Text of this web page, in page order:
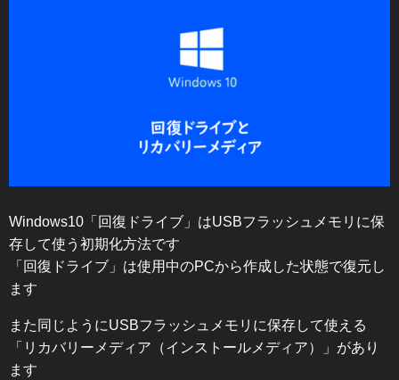
Windows10「回復ドライブ」はUSBフラッシュメモリに保
存して使う初期化方法です
「回復ドライブ」は使用中のPCから作成した状態で復元し
ます
また同じようにUSBフラッシュメモリに保存して使える
「リカバリーメディア（インストールメディア）」があり
ます